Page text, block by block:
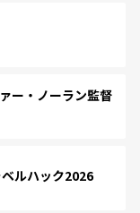
ー・ノーラン監督
ルハック2026